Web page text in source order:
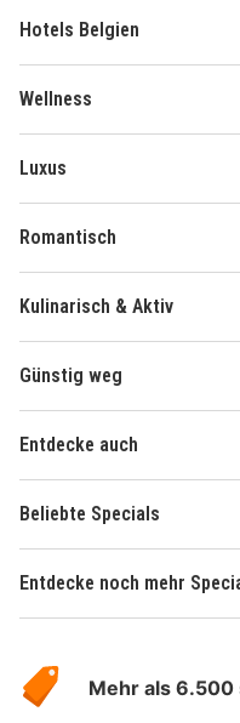
Hotels Belgien
Wellness
Luxus
Romantisch
Kulinarisch & Aktiv
Günstig weg
Entdecke auch
Beliebte Specials
Entdecke noch mehr
Hotelspecials
Mehr als 6.500